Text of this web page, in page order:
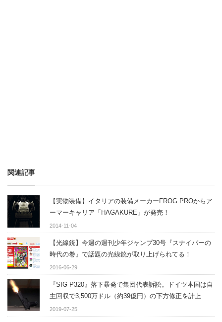
関連記事
【実物装備】イタリアの装備メーカーFROG.PROからア
ーマーキャリア「HAGAKURE」が発売！
2014-11-04
【光線銃】今週の週刊少年ジャンプ30号『スナイパーの
時代の巻』で話題の光線銃が取り上げられてる！
2016-06-29
『SIG P320』落下暴発で集団代表訴訟。ドイツ本国は自
主回収で3,500万ドル（約39億円）の下方修正を計上
2019-07-25